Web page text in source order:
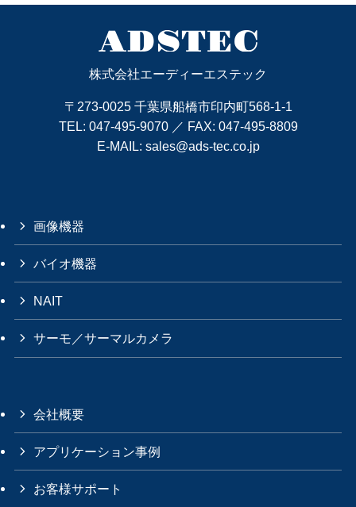
株式会社エーディーエステック
〒273-0025 千葉県船橋市印内町568-1-1
TEL: 047-495-9070／ FAX: 047-495-8809
E-MAIL: sales@ads-tec.co.jp
画像機器
バイオ機器
NAIT
サーモ／サーマルカメラ
会社概要
アプリケーション事例
お客様サポート